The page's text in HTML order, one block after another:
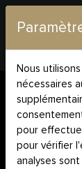
Accueil Blog
Pourquoi
Pourquoi
Nous
nécessaires
pour
pour vérifier
analyses